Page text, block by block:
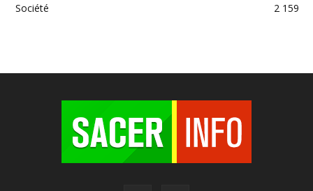
Société
2 159